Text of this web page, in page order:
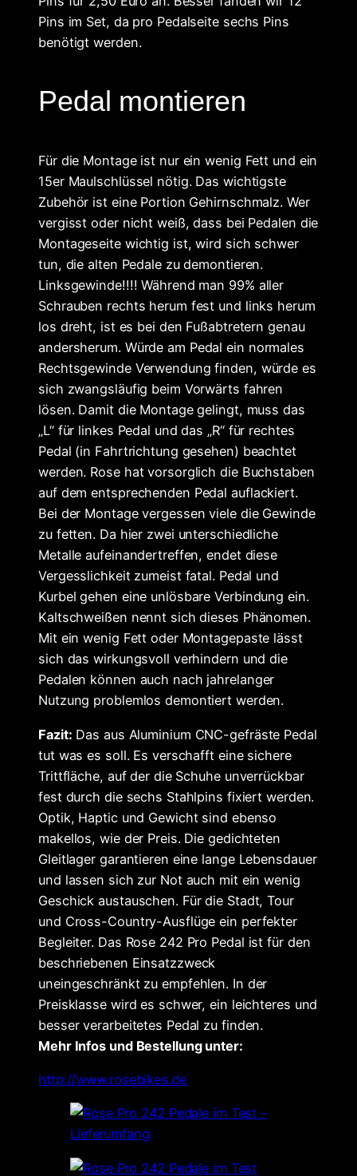
Pins im Set, da pro Pedalseite sechs Pins
benötigt werden.
Pedal montieren
Für die Montage ist nur ein wenig Fett und ein
15er Maulschlüssel nötig. Das wichtigste
Zubehör ist eine Portion Gehirnschmalz. Wer
vergisst oder nicht weiß, dass bei Pedalen die
Montageseite wichtig ist, wird sich schwer
tun, die alten Pedale zu demontieren.
Linksgewinde!!!! Während man 99% aller
Schrauben rechts herum fest und links herum
los dreht, ist es bei den Fußabtretern genau
andersherum. Würde am Pedal ein normales
Rechtsgewinde Verwendung finden, würde es
sich zwangsläufig beim Vorwärts fahren
lösen. Damit die Montage gelingt, muss das
„L“ für linkes Pedal und das „R“ für rechtes
Pedal (in Fahrtrichtung gesehen) beachtet
werden. Rose hat vorsorglich die Buchstaben
auf dem entsprechenden Pedal auflackiert.
Bei der Montage vergessen viele die Gewinde
zu fetten. Da hier zwei unterschiedliche
Metalle aufeinandertreffen, endet diese
Vergesslichkeit zumeist fatal. Pedal und
Kurbel gehen eine unlösbare Verbindung ein.
Kaltschweißen nennt sich dieses Phänomen.
Mit ein wenig Fett oder Montagepaste lässt
sich das wirkungsvoll verhindern und die
Pedalen können auch nach jahrelanger
Nutzung problemlos demontiert werden.
Fazit: Das aus Aluminium CNC-gefräste Pedal
tut was es soll. Es verschafft eine sichere
Trittfläche, auf der die Schuhe unverrückbar
fest durch die sechs Stahlpins fixiert werden.
Optik, Haptic und Gewicht sind ebenso
makellos, wie der Preis. Die gedichteten
Gleitlager garantieren eine lange Lebensdauer
und lassen sich zur Not auch mit ein wenig
Geschick austauschen. Für die Stadt, Tour
und Cross-Country-Ausflüge ein perfekter
Begleiter. Das Rose 242 Pro Pedal ist für den
beschriebenen Einsatzzweck
uneingeschränkt zu empfehlen. In der
Preisklasse wird es schwer, ein leichteres und
besser verarbeitetes Pedal zu finden.
Mehr Infos und Bestellung unter:
http://www.rosebikes.de